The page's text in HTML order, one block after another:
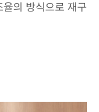
의 방식으로 재구